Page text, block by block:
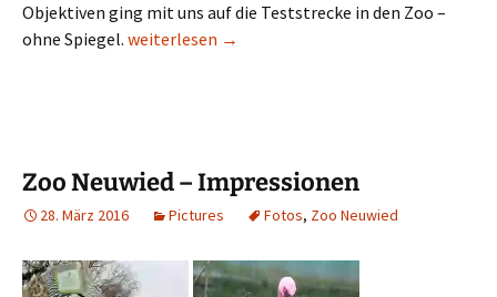
Objektiven ging mit uns auf die Teststrecke in den Zoo –
ohne Spiegel. Arschlecker im Zoo / Neues Objektiv Canon RF
weiterlesen →
Zoo Neuwied – Impressionen
28. März 2016 Pictures Fotos, Zoo Neuwied